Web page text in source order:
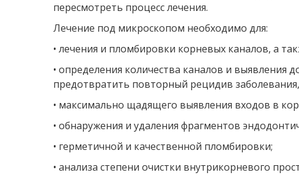
пересмотреть процесс лечения.
Лечение под микроскопом необходимо для:
• лечения и пломбировки корневых каналов, а
• определения количества каналов и выявления
предотвратить повторный рецидив
• максимально щадящего выявления входов в
• обнаружения и удаления фрагментов
• герметичной и качественной пломбировки;
• анализа степени очистки внутрикорневого